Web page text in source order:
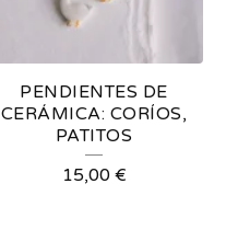
PENDIENTES DE
CERÁMICA: CORÍOS,
PATITOS
15,00 €